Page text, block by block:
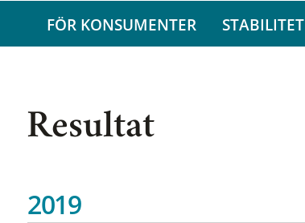
FÖR KONSUMENTER STABILITET
Resultat
2019